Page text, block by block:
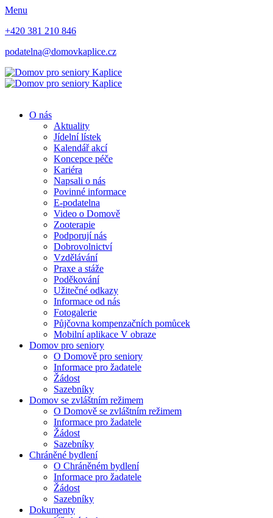
Menu
+420 381 210 846
podatelna@domovkaplice.cz
O nás
Aktuality
Jídelní lístek
Kalendář akcí
Koncepce péče
Kariéra
Napsali o nás
Povinné informace
E-podatelna
Video o Domově
Zooterapie
Podporují nás
Dobrovolnictví
Vzdělávání
Praxe a stáže
Poděkování
Užitečné odkazy
Informace od nás
Fotogalerie
Půjčovna kompenzačních pomůcek
Mobilní aplikace V obraze
Domov pro seniory
O Domově pro seniory
Informace pro žadatele
Žádost
Sazebníky
Domov se zvláštním režimem
O Domově se zvláštním režimem
Informace pro žadatele
Žádost
Sazebníky
Chráněné bydlení
O Chráněném bydlení
Informace pro žadatele
Žádost
Sazebníky
Dokumenty